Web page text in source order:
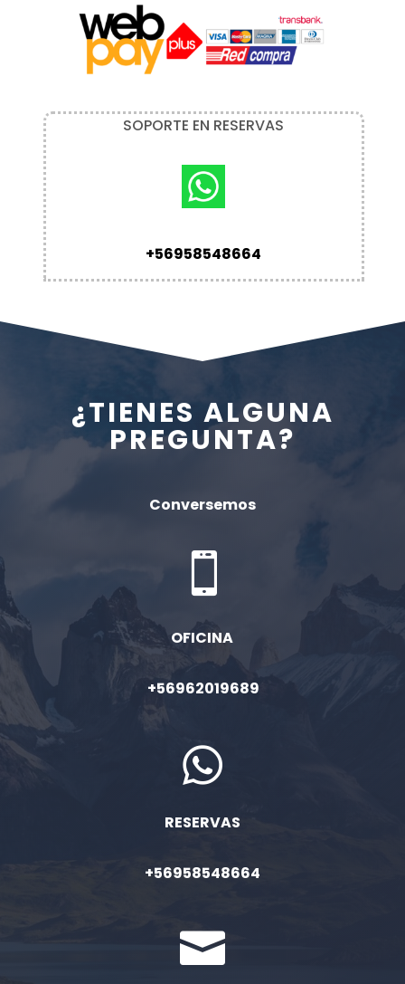
SOPORTE EN RESERVAS
+56958548664
¿TIENES ALGUNA
PREGUNTA?
Conversemos

OFICINA
+56962019689

RESERVAS
+56958548664
